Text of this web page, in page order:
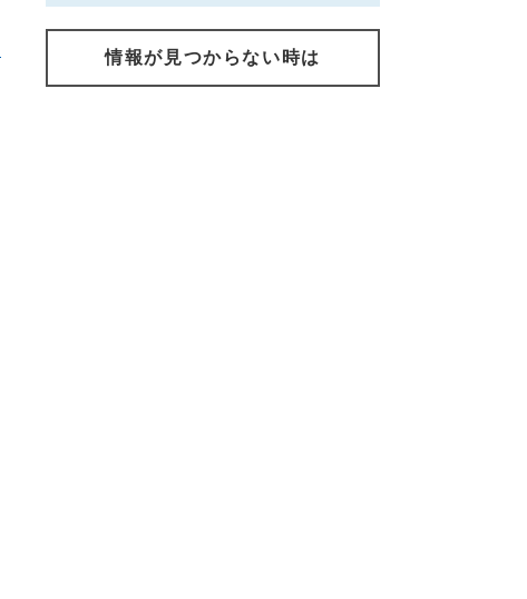
情報が見つからない時は